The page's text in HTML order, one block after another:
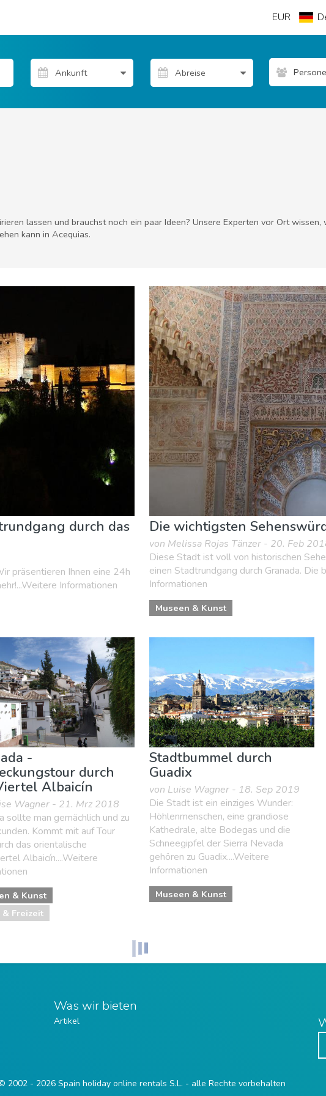
EUR
lassen und brauchst noch ein paar Ideen? Unsere Experten vor Ort
kann in Acequias.
Unterkunft
durch das
präsentieren Ihnen eine 24h
Informationen
Die wichtigsten
von Melissa Rojas Tänzer - 20. Feb
Diese Stadt ist voll von historischen
einen Stadtrundgang durch Granada.
Informationen
Museen & Kunst
-
durch
Albaicín
Wagner - 21. Mrz 2018
sollte man gemächlich und zu
Kommt mit auf Tour
das orientalische
Albaicín....Weitere
& Kunst
& Freizeit
Stadtbummel durch
Guadix
von Luise Wagner - 18. Sep 2019
Die Stadt ist ein einziges Wunder:
Höhlenmenschen, eine grandiose
Kathedrale, alte Bodegas und die
Schneegipfel der Sierra Nevada
gehören zu Guadix....Weitere
Informationen
Museen & Kunst
Was wir bieten
Artikel
2002 - 2026 Spain holiday online rentals S.L. - alle Rechte vorbehalten